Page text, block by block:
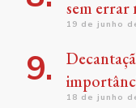
sem errar
19 de junho
18 de junho